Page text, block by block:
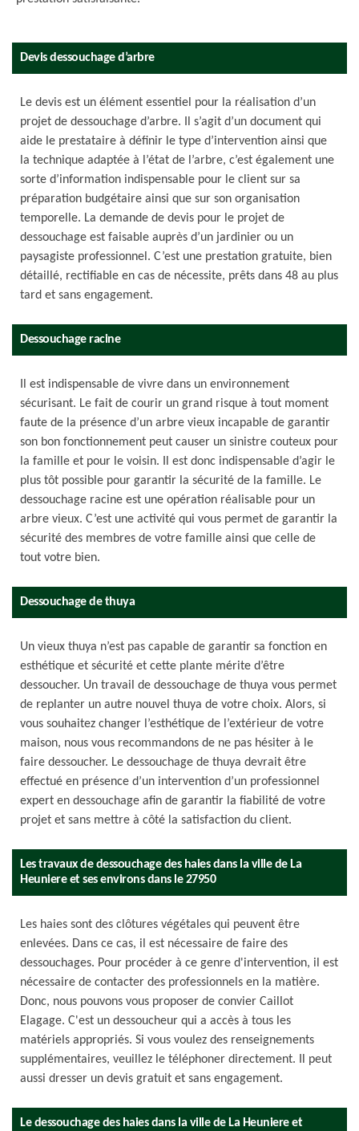
Devis dessouchage d’arbre
Le devis est un élément essentiel pour la réalisation d’un
projet de dessouchage d’arbre. Il s’agit d’un document qui
aide le prestataire à définir le type d’intervention ainsi que
la technique adaptée à l’état de l’arbre, c’est également une
sorte d’information indispensable pour le client sur sa
préparation budgétaire ainsi que sur son organisation
temporelle. La demande de devis pour le projet de
dessouchage est faisable auprès d’un jardinier ou un
paysagiste professionnel. C’est une prestation gratuite, bien
détaillé, rectifiable en cas de nécessite, prêts dans 48 au plus
tard et sans engagement.
Dessouchage racine
Il est indispensable de vivre dans un environnement
sécurisant. Le fait de courir un grand risque à tout moment
faute de la présence d’un arbre vieux incapable de garantir
son bon fonctionnement peut causer un sinistre couteux pour
la famille et pour le voisin. Il est donc indispensable d’agir le
plus tôt possible pour garantir la sécurité de la famille. Le
dessouchage racine est une opération réalisable pour un
arbre vieux. C’est une activité qui vous permet de garantir la
sécurité des membres de votre famille ainsi que celle de
tout votre bien.
Dessouchage de thuya
Un vieux thuya n’est pas capable de garantir sa fonction en
esthétique et sécurité et cette plante mérite d’être
dessoucher. Un travail de dessouchage de thuya vous permet
de replanter un autre nouvel thuya de votre choix. Alors, si
vous souhaitez changer l’esthétique de l’extérieur de votre
maison, nous vous recommandons de ne pas hésiter à le
faire dessoucher. Le dessouchage de thuya devrait être
effectué en présence d’un intervention d’un professionnel
expert en dessouchage afin de garantir la fiabilité de votre
projet et sans mettre à côté la satisfaction du client.
Les travaux de dessouchage des haies dans la ville de La
Heuniere et ses environs dans le 27950
Les haies sont des clôtures végétales qui peuvent être
enlevées. Dans ce cas, il est nécessaire de faire des
dessouchages. Pour procéder à ce genre d'intervention, il est
nécessaire de contacter des professionnels en la matière.
Donc, nous pouvons vous proposer de convier Caillot
Elagage. C'est un dessoucheur qui a accès à tous les
matériels appropriés. Si vous voulez des renseignements
supplémentaires, veuillez le téléphoner directement. Il peut
aussi dresser un devis gratuit et sans engagement.
Le dessouchage des haies dans la ville de La Heuniere et